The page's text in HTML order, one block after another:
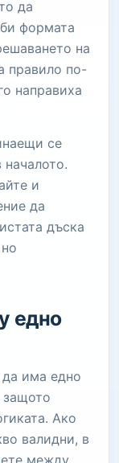
да
формата
на
правило по-
направиха
се
началото.
и
да
дъска
едно
да има едно
защото
Ако
валидни, в
между